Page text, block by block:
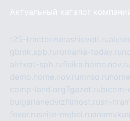
Актуальный каталог
t25-tractor.ru nashicveti.ru
gbmk.spb.ru romania-today.ru
airheat-spb.rufisika.home.nov.ru
demo.home.nov.ru mnso.ru
comp-land.org 7gazet.rubicom-
bulgarianedvizhimost.rusn-
fexer.rusnite-mebel.ru